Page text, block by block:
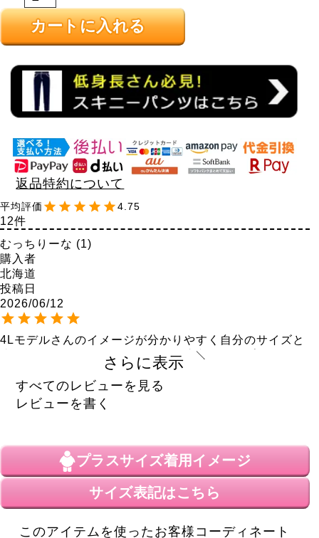
カートに入れる
返品特約について
4.75
12
むっちりーな
1
購入者
北海道
投稿日
2026/06/12
4Lモデルさんのイメージが分かりやすく自分のサイズと
比較しやすかったので5Lサイズを注文。ヒップ120でも
まだウエストゴムに余裕がありました！
脚を通してみるとストレッチ素材が無理なく伸びてくれ
て、動きがひきつられる感じは全然無かったです。飾り
くらいでしたが、4Lサイズだと脚にピタピタフィットし
すぎ感があったかもしれないので、余裕あるサイズにし
ておいてよかったです！布地は少し薄めなので冷えを感
ぷうーちん
1
購入者
さらに表示
すべてのレビューを見る
レビューを書く
プラスサイズ着用イメージ
サイズ表記はこちら
このアイテムを使ったお客様コーディネート